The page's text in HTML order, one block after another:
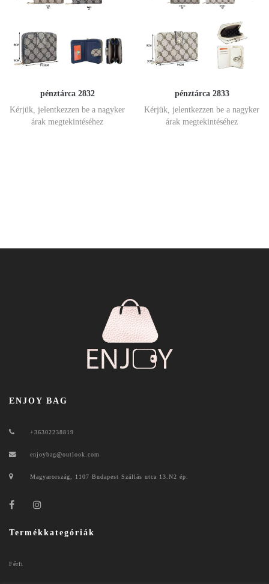
pénztárca 2832
Kérjük, jelentkezzen be a nagyker
árak megtekintéséhez
pénztárca 2833
Kérjük, jelentkezzen be a nagyker
árak megtekintéséhez
ENJOY BAG
+36302238819
enjoybag@outlook.com
Magyarország, 1107 Budapest Szállás utca 13.N2 ép.
Termékkategóriák
Férfi